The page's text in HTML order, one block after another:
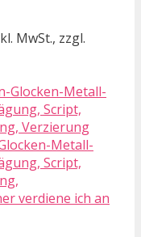
MwSt., zzgl.
Metall-
Script,
verdiene ich an